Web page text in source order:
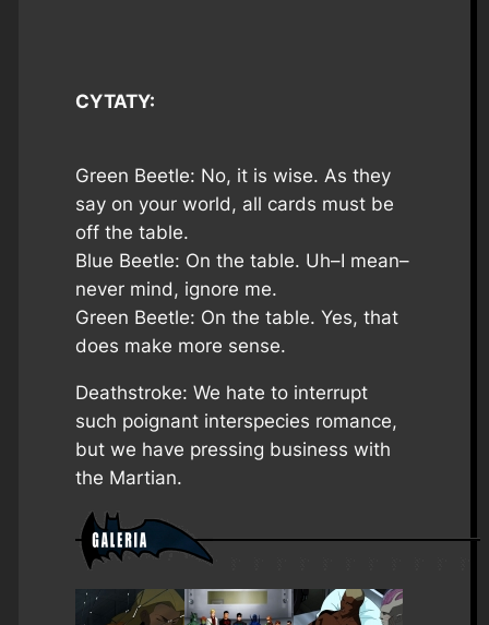
CYTATY:
Green Beetle: No, it is wise. As they
say on your world, all cards must be
off the table.
Blue Beetle: On the table. Uh–I mean–
never mind, ignore me.
Green Beetle: On the table. Yes, that
does make more sense.
Deathstroke: We hate to interrupt
such poignant interspecies romance,
but we have pressing business with
the Martian.